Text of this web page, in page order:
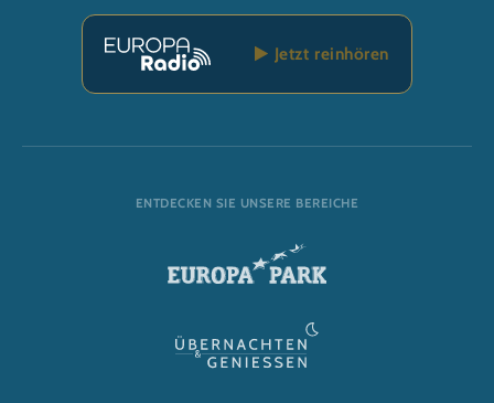
Jetzt reinhören
ENTDECKEN SIE UNSERE BEREICHE